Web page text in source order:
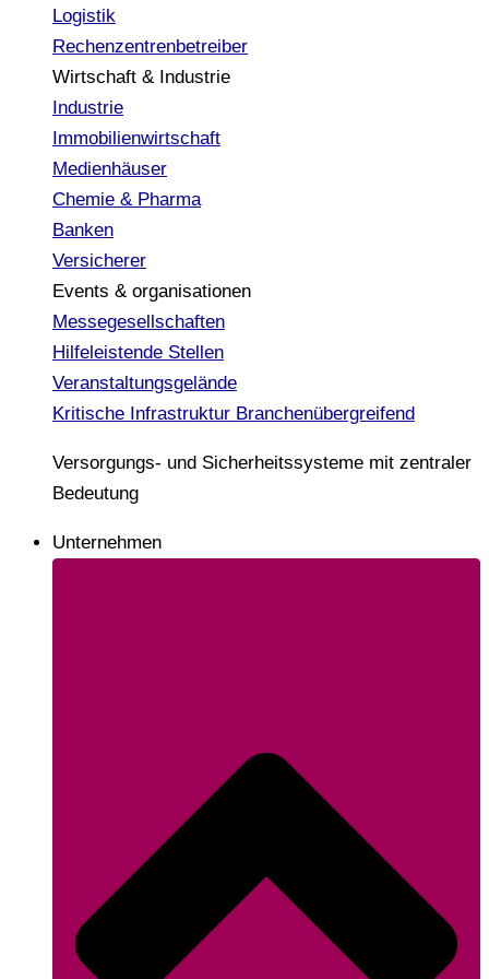
Logistik
Rechenzentrenbetreiber
Wirtschaft & Industrie
Industrie
Immobilienwirtschaft
Medienhäuser
Chemie & Pharma
Banken
Versicherer
Events & organisationen
Messegesellschaften
Hilfeleistende Stellen
Veranstaltungsgelände
Kritische Infrastruktur Branchenübergreifend
Versorgungs- und Sicherheitssysteme mit zentraler
Bedeutung
Unternehmen